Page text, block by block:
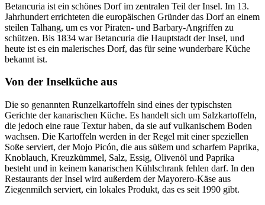
Betancuria ist ein schönes Dorf im zentralen Teil der Insel. Im 13.
Jahrhundert errichteten die europäischen Gründer das Dorf an einem
steilen Talhang, um es vor Piraten- und Barbary-Angriffen zu
schützen. Bis 1834 war Betancuria die Hauptstadt der Insel, und
heute ist es ein malerisches Dorf, das für seine wunderbare Küche
bekannt ist.
Von der Inselküche aus
Die so genannten Runzelkartoffeln sind eines der typischsten
Gerichte der kanarischen Küche. Es handelt sich um Salzkartoffeln,
die jedoch eine raue Textur haben, da sie auf vulkanischem Boden
wachsen. Die Kartoffeln werden in der Regel mit einer speziellen
Soße serviert, der Mojo Picón, die aus süßem und scharfem Paprika,
Knoblauch, Kreuzkümmel, Salz, Essig, Olivenöl und Paprika
besteht und in keinem kanarischen Kühlschrank fehlen darf. In den
Restaurants der Insel wird außerdem der Mayorero-Käse aus
Ziegenmilch serviert, ein lokales Produkt, das es seit 1990 gibt.